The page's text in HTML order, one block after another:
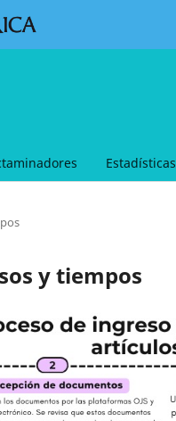
Estadísticas
y tiempos